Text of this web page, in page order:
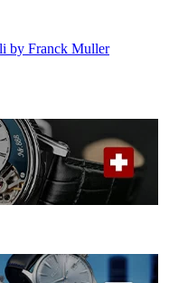
by Franck Muller